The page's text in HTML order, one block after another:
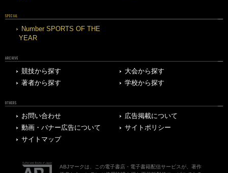
SPECIAL
Number SPORTS OF THE
YEAR
ARCHIVE
競技から探す
大会から探す
著者から探す
学校から探す
OTHERS
お問い合わせ
広告掲載について
動画・バナー広告について
サイトポリシー
サイトマップ
ABJマークは、この電子書店・電子書籍配信サービスが、著作